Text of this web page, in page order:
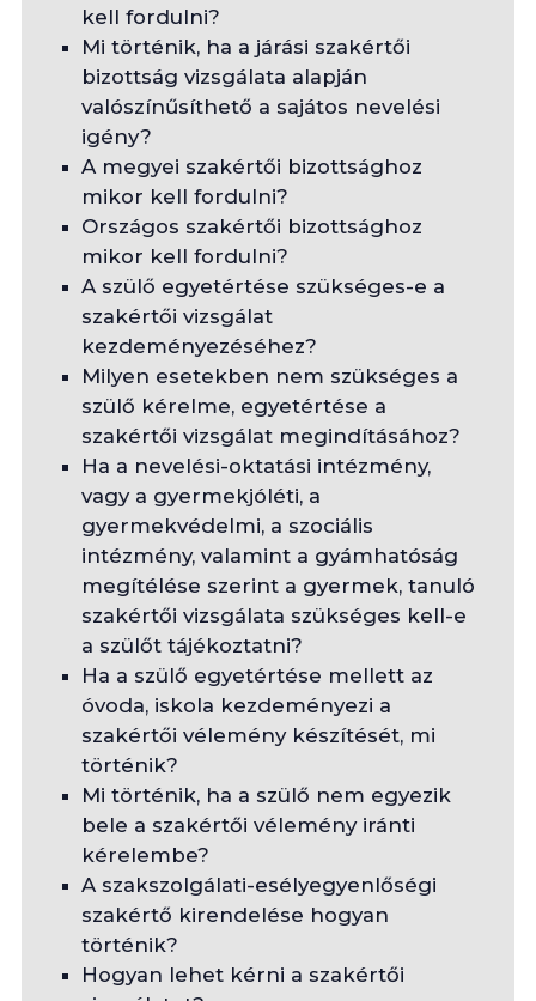
kell fordulni?
Mi történik, ha a járási szakértői
bizottság vizsgálata alapján
valószínűsíthető a sajátos nevelési
igény?
A megyei szakértői bizottsághoz
mikor kell fordulni?
Országos szakértői bizottsághoz
mikor kell fordulni?
A szülő egyetértése szükséges-e a
szakértői vizsgálat
kezdeményezéséhez?
Milyen esetekben nem szükséges a
szülő kérelme, egyetértése a
szakértői vizsgálat megindításához?
Ha a nevelési-oktatási intézmény,
vagy a gyermekjóléti, a
gyermekvédelmi, a szociális
intézmény, valamint a gyámhatóság
megítélése szerint a gyermek, tanuló
szakértői vizsgálata szükséges kell-e
a szülőt tájékoztatni?
Ha a szülő egyetértése mellett az
óvoda, iskola kezdeményezi a
szakértői vélemény készítését, mi
történik?
Mi történik, ha a szülő nem egyezik
bele a szakértői vélemény iránti
kérelembe?
A szakszolgálati-esélyegyenlőségi
szakértő kirendelése hogyan
történik?
Hogyan lehet kérni a szakértői